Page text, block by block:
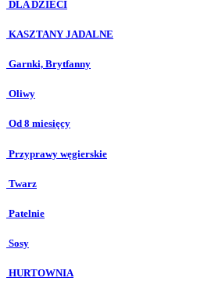
DLA DZIECI
KASZTANY JADALNE
Garnki, Brytfanny
Oliwy
Od 8 miesięcy
Przyprawy węgierskie
Twarz
Patelnie
Sosy
HURTOWNIA